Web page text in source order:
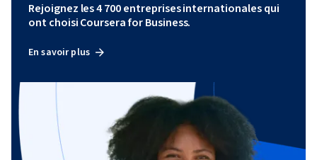
Rejoignez les 4 700 entreprises internationales qui
ont choisi Coursera for Business.
En savoir plus